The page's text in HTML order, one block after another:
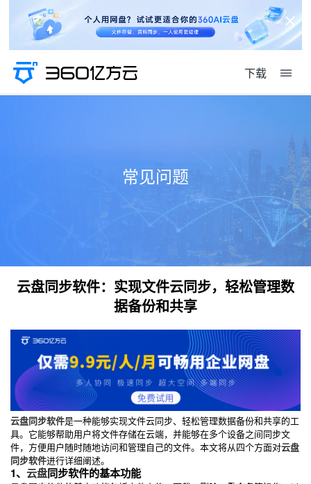
下载
常见问题
云盘同步软件：实现文件云同步，轻松管理数
据备份和共享
云盘同步软件是一种能够实现文件云同步、轻松管理数据备份和共享的工
具。它能够帮助用户将文件存储在云端，并能够在多个设备之间同步文
件，方便用户随时随地访问和管理自己的文件。本文将从四个方面对云盘
同步软件进行详细阐述。
1、 云盘同步软件的基本功能